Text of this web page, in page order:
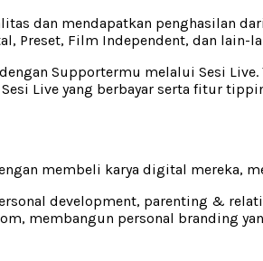
dan mendapatkan penghasilan
Preset, Film Independent, dan lain-
Supportermu melalui Sesi
Live yang berbayar serta fitur
membeli karya digital mereka,
development, parenting &
membangun personal branding